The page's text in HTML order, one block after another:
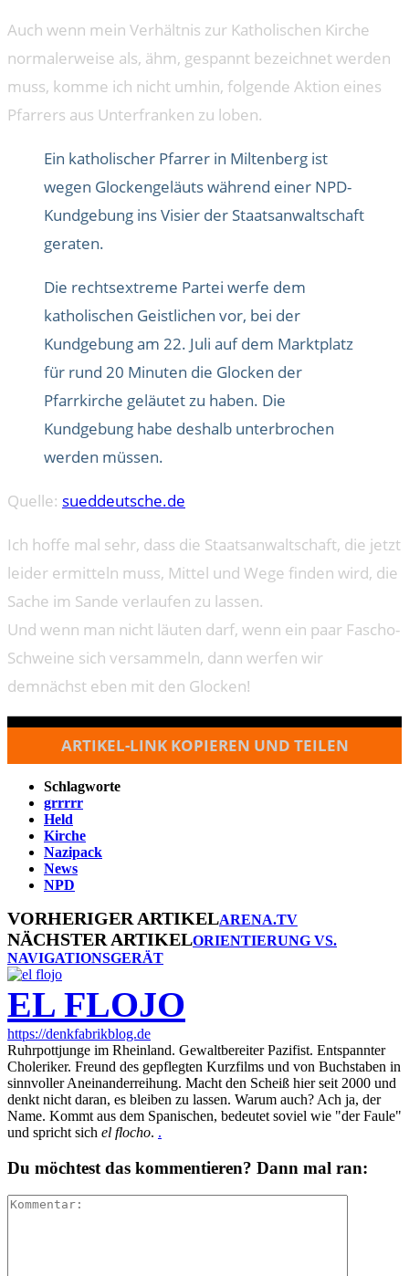
Auch wenn mein Verhältnis zur Katholischen Kirche
normalerweise als, ähm, gespannt bezeichnet werden
muss, komme ich nicht umhin, folgende Aktion eines
Pfarrers aus Unterfranken zu loben.
Ein katholischer Pfarrer in Miltenberg ist
wegen Glockengeläuts während einer NPD-
Kundgebung ins Visier der Staatsanwaltschaft
geraten.
Die rechtsextreme Partei werfe dem
katholischen Geistlichen vor, bei der
Kundgebung am 22. Juli auf dem Marktplatz
für rund 20 Minuten die Glocken der
Pfarrkirche geläutet zu haben. Die
Kundgebung habe deshalb unterbrochen
werden müssen.
Quelle: sueddeutsche.de
Ich hoffe mal sehr, dass die Staatsanwaltschaft, die jetzt
leider ermitteln muss, Mittel und Wege finden wird, die
Sache im Sande verlaufen zu lassen.
Und wenn man nicht läuten darf, wenn ein paar Fascho-
Schweine sich versammeln, dann werfen wir
demnächst eben mit den Glocken!
ARTIKEL-LINK KOPIEREN UND TEILEN
Schlagworte
grrrrr
Held
Kirche
Nazipack
News
NPD
VORHERIGER ARTIKELARENA.TV
NÄCHSTER ARTIKELORIENTIERUNG VS.
NAVIGATIONSGERÄT
EL FLOJO
https://denkfabrikblog.de
Ruhrpottjunge im Rheinland. Gewaltbereiter Pazifist. Entspannter
Choleriker. Freund des gepflegten Kurzfilms und von Buchstaben in
sinnvoller Aneinanderreihung. Macht den Scheiß hier seit 2000 und
denkt nicht daran, es bleiben zu lassen. Warum auch? Ach ja, der
Name. Kommt aus dem Spanischen, bedeutet soviel wie "der Faule"
und spricht sich el flocho. .
Du möchtest das kommentieren? Dann mal ran: